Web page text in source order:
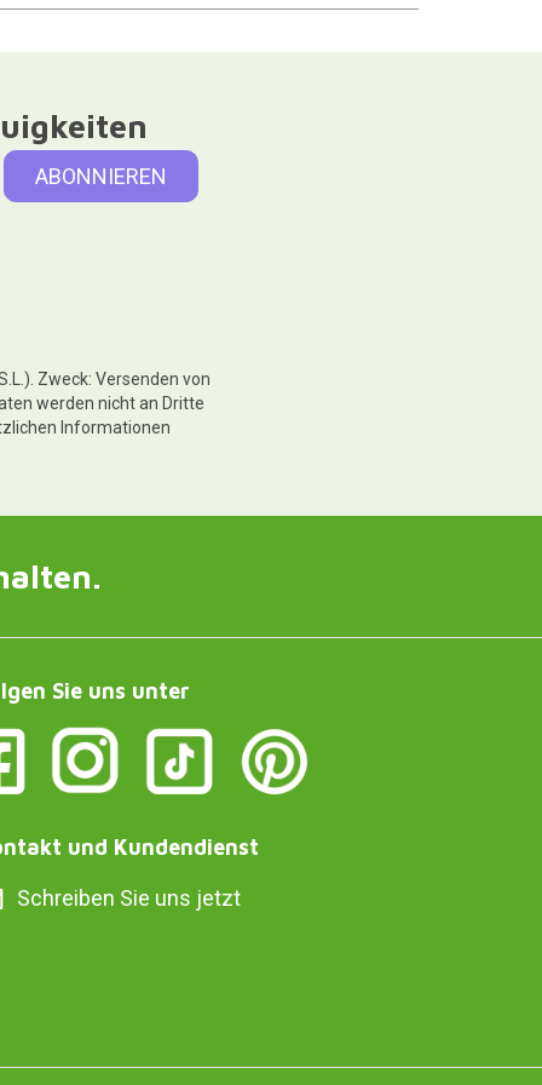
Zweck: Versenden von
werden nicht an Dritte
Informationen
Sie uns unter
und Kundendienst
Schreiben Sie uns jetzt